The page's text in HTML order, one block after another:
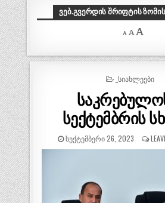
ᲕᲔᲑ.ᲒᲕᲔᲠᲓᲘᲡ ᲨᲠᲘᲤᲢᲘᲡ
A
Decrease
font
A Reset
A
POSTED
_ᲡᲘᲐᲮᲚᲔᲔᲑᲘ
სექტემბრის
ᲡᲔᲥᲢᲔᲛᲑᲔᲠᲘ 26, 2023